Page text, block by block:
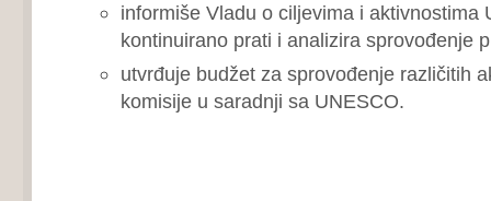
informiše Vladu o ciljevima i aktivnostima
kontinuirano prati i analizira sprovođenje
utvrđuje budžet za sprovođenje različitih
komisije u saradnji sa UNESCO.